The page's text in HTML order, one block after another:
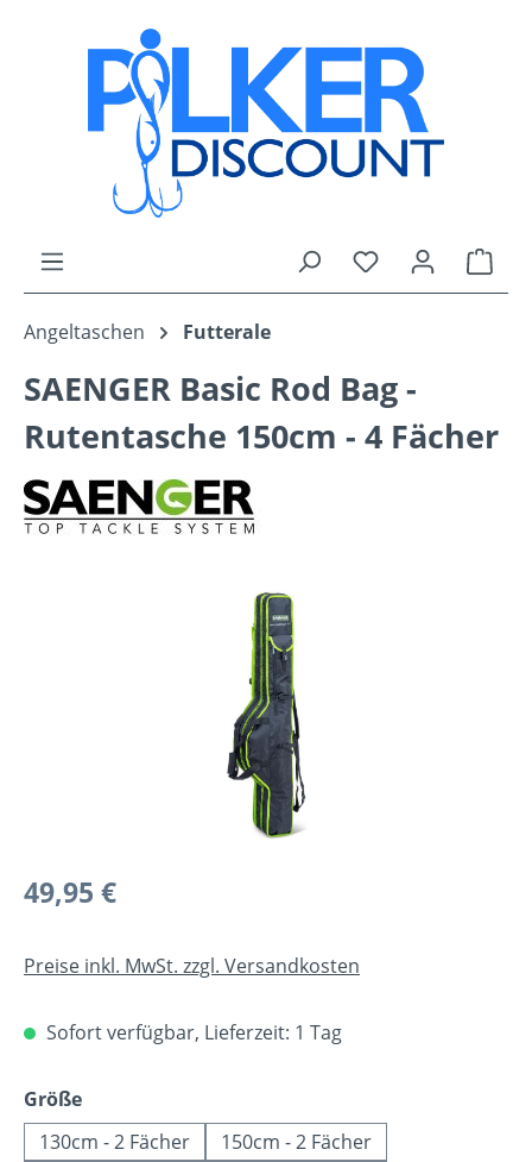
Zum Hauptinhalt springen
Du hast 0
Angeltaschen Futterale
SAENGER Basic Rod Bag -
Rutentasche 150cm - 4 Fächer
Bildergalerie überspringen
Regulärer Preis:
49,95 €
Preise inkl. MwSt. zzgl. Versandkosten
Sofort verfügbar, Lieferzeit: 1 Tag
Größeauswählen
130cm - 2 Fächer
150cm - 2 Fächer